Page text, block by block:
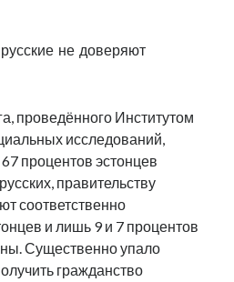
не доверяют
проведённого Институтом
исследований,
процентов эстонцев
правительству
соответственно
и лишь 9 и 7 процентов
Существенно упало
гражданство